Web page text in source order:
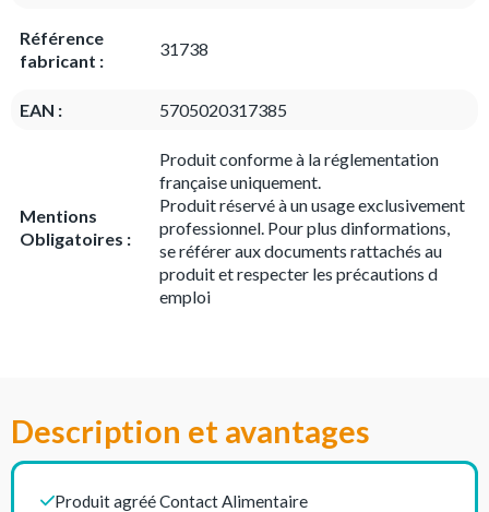
Référence
fabricant :
31738
EAN : 5705020317385
Mentions
Obligatoires :
Produit conforme à la réglementation
française uniquement.
Produit réservé à un usage exclusivement
professionnel. Pour plus dinformations,
se référer aux documents rattachés au
produit et respecter les précautions d
emploi
Description et avantages
Produit agréé Contact Alimentaire